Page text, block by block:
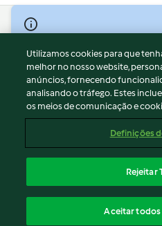
© Copyright 2026
Termos de Utilização
Aviso sobre Proteção de Dados
Aviso
Apoio legal
Conteúdo do relatório
Declaração de acessibilidade
Utilizamos cookies para que
melhor no nosso website,
anúncios, fornecendo
analisando o tráfego. Estes
os meios de comunicação e
Definições
Rejeitar
Aceitar todos